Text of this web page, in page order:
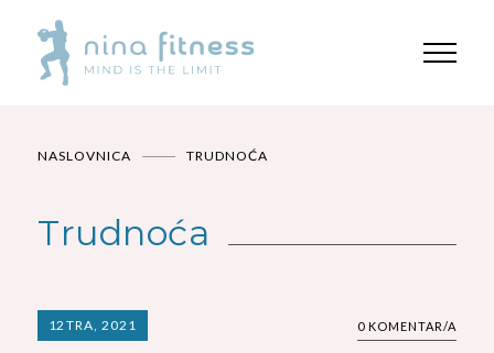
NASLOVNICA TRUDNOĆA
Trudnoća
12 TRA, 2021 0 KOMENTAR/A